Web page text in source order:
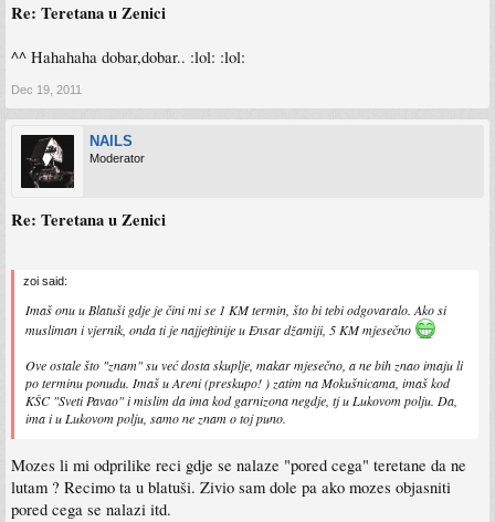
Re: Teretana u Zenici
^^ Hahahaha dobar,dobar.. :lol: :lol:
Dec 19, 2011
NAILS
Moderator
Re: Teretana u Zenici
zoi said:
Imaš onu u Blatuši gdje je čini mi se 1 KM termin, što bi tebi odgovaralo. Ako si
musliman i vjernik, onda ti je najjeftinije u Ensar džamiji, 5 KM mjesečno
Ove ostale što "znam" su već dosta skuplje, makar mjesečno, a ne bih znao imaju li
po terminu ponudu. Imaš u Areni (preskupo! ) zatim na Mokušnicama, imaš kod
KŠC "Sveti Pavao" i mislim da ima kod garnizona negdje, tj u Lukovom polju. Da,
ima i u Lukovom polju, samo ne znam o toj puno.
Mozes li mi odprilike reci gdje se nalaze "pored cega" teretane da ne
lutam ? Recimo ta u blatuši. Zivio sam dole pa ako mozes objasniti
pored cega se nalazi itd.